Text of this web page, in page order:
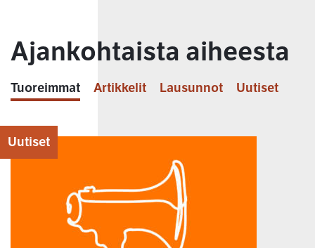
Ajankohtaista aiheesta
Tuoreimmat Artikkelit Lausunnot Uutiset
Uutiset